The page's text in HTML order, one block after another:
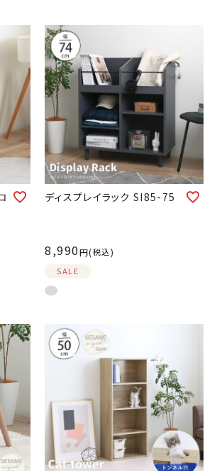
ディスプレイラック SI85-75
8,990
税込
SALE